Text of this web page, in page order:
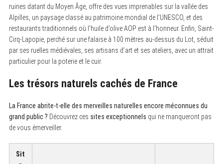
ruines datant du Moyen Âge, offre des vues imprenables sur la vallée des
Alpilles, un paysage classé au patrimoine mondial de l’UNESCO, et des
restaurants traditionnels où l’huile d’olive AOP est à l’honneur. Enfin, Saint-
Cirq-Lapopie, perché sur une falaise à 100 mètres au-dessus du Lot, séduit
par ses ruelles médiévales, ses artisans d’art et ses ateliers, avec un attrait
particulier pour la poterie et le cuir.
Les trésors naturels cachés de France
La France abrite-t-elle des merveilles naturelles encore méconnues du
grand public ? Découvrez ces sites exceptionnels qui ne manqueront pas
de vous émerveiller.
Sit